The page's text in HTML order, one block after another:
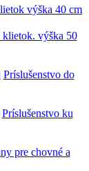
výška 40 cm
klietok. výška 50
Príslušenstvo do
Príslušenstvo ku
pre chovné a